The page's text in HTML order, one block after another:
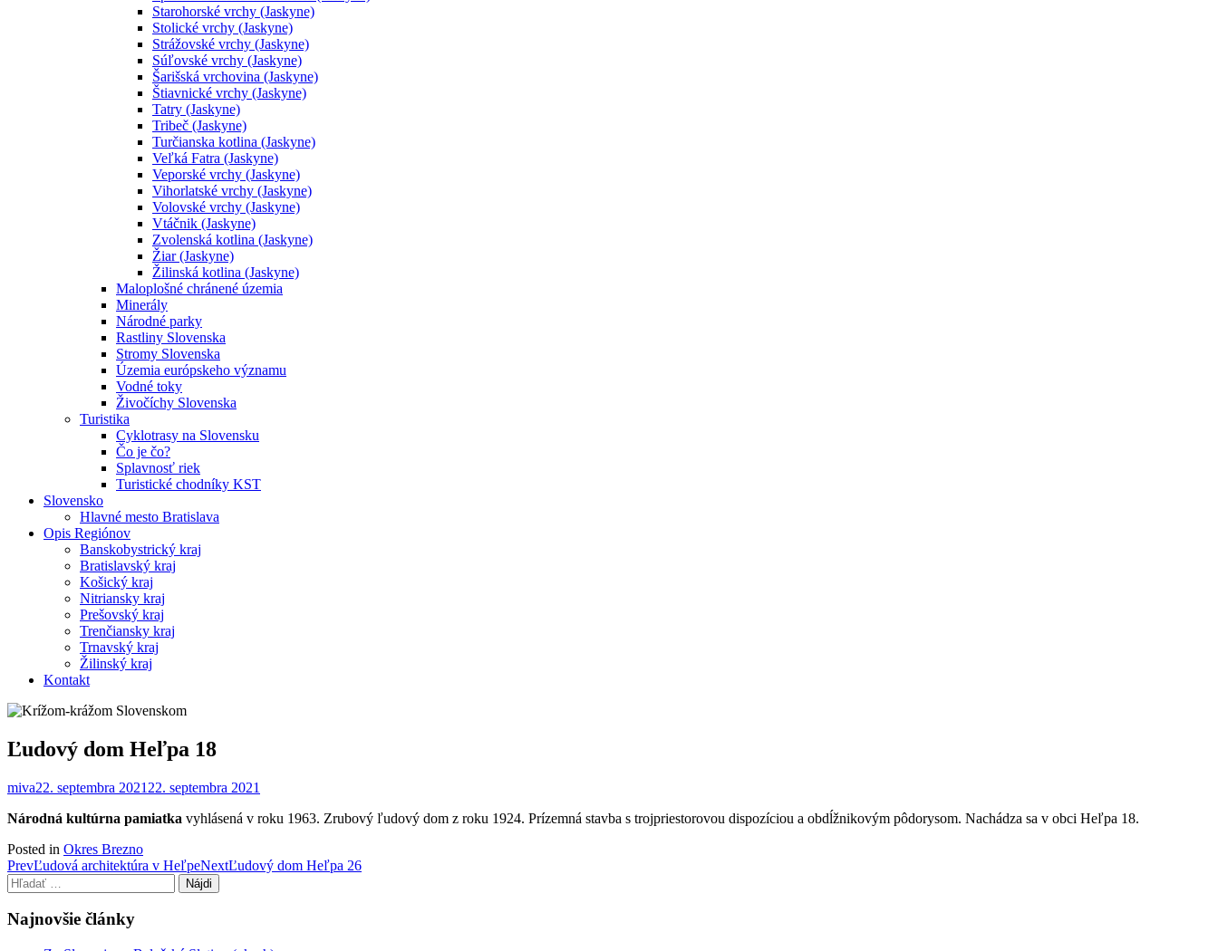
Starohorské vrchy (Jaskyne)
Stolické vrchy (Jaskyne)
Strážovské vrchy (Jaskyne)
Súľovské vrchy (Jaskyne)
Šarišská vrchovina (Jaskyne)
Štiavnické vrchy (Jaskyne)
Tatry (Jaskyne)
Tribeč (Jaskyne)
Turčianska kotlina (Jaskyne)
Veľká Fatra (Jaskyne)
Veporské vrchy (Jaskyne)
Vihorlatské vrchy (Jaskyne)
Volovské vrchy (Jaskyne)
Vtáčnik (Jaskyne)
Zvolenská kotlina (Jaskyne)
Žiar (Jaskyne)
Žilinská kotlina (Jaskyne)
Maloplošné chránené územia
Minerály
Národné parky
Rastliny Slovenska
Stromy Slovenska
Územia európskeho významu
Vodné toky
Živočíchy Slovenska
Turistika
Cyklotrasy na Slovensku
Čo je čo?
Splavnosť riek
Turistické chodníky KST
Slovensko
Hlavné mesto Bratislava
Opis Regiónov
Banskobystrický kraj
Bratislavský kraj
Košický kraj
Nitriansky kraj
Prešovský kraj
Trenčiansky kraj
Trnavský kraj
Žilinský kraj
Kontakt
Ľudový dom Heľpa 18
miva22. septembra 2021 22. septembra 2021
Národná kultúrna pamiatka vyhlásená v roku 1963. Zrubový ľudový dom z roku 1924. Prízemná stavba s trojpriestorovou dispozíciou a obdĺžnikovým pôdorysom. Nachádza sa v obci Heľpa 18.
Posted in Okres Brezno
Post
navigation
PrevĽudová architektúra v HeľpeNextĽudový dom Heľpa 26
Hľadať:
Najnovšie články